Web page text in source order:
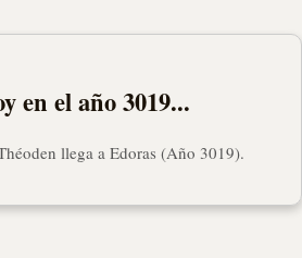
en el año 3019...
llega a Edoras (Año 3019).